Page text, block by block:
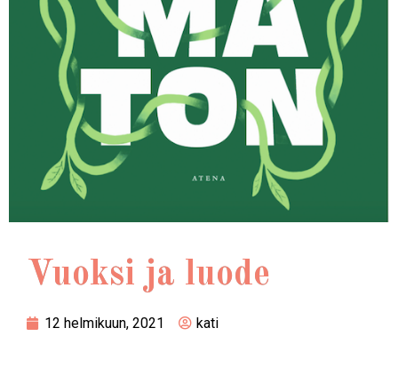
Vuoksi ja luode
12 helmikuun, 2021 kati